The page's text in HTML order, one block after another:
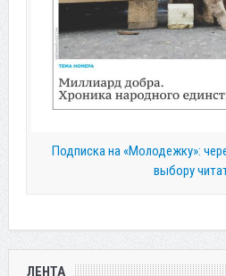
Подписка на «Молодежку»:
выбору
ЛЕНТА